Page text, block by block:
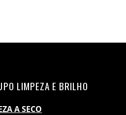
LIMPEZA E BRILHO
A SECO